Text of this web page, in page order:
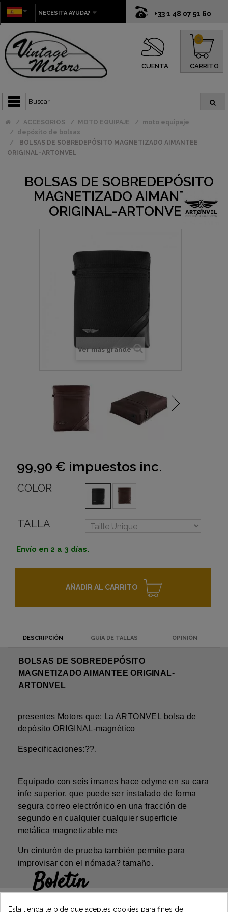
+33 1 48 07 51 60
NECESITA AYUDA?
CUENTA CARRITO
0
ACCESORIOS MOTO EQUIPAJE
moto equipaje
depósito de bolsas
BOLSAS DE SOBREDEPÓSITO MAGNETIZADO AIMANTEE
ORIGINAL-ARTONVEL
BOLSAS DE SOBREDEPÓSITO
MAGNETIZADO AIMANTEE
ORIGINAL-ARTONVEL
Ver más grande
99,90 € impuestos inc.
COLOR
TALLA
Envío en 2 a 3 días.
AÑADIR AL CARRITO
DESCRIPCIÓN GUÍA DE TALLAS OPINIÓN
BOLSAS DE SOBREDEPÓSITO
MAGNETIZADO AIMANTEE ORIGINAL-
ARTONVEL
presentes Motors que: La ARTONVEL bolsa de
depósito ORIGINAL-magnético
Especificaciones:??.
Equipado con seis imanes hace odyme en su cara
infe superior, que puede ser instalado de forma
segura correo electrónico en una fracción de
segundo en cualquier cualquier superficie
metálica magnetizable me
Un cinturón de prueba también permite para
improvisar con el nómada? tamaño.
Boletín
suscribiéndose y manténgase informado de
Esta tienda te pide que aceptes cookies para fines de